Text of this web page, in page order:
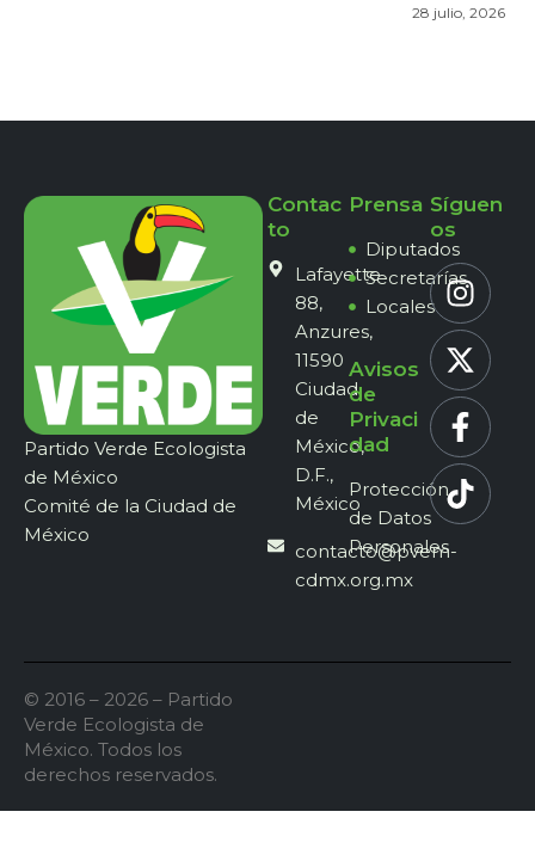
28 julio, 2026
Partido Verde Ecologista
de México
Comité de la Ciudad de
México
Contac
to
Lafayette
88,
Anzures,
11590
Ciudad
de
México,
D.F.,
México
contacto@pvem-
cdmx.org.mx
Prensa
Diputados
Secretarías
Locales
Avisos
de
Privaci
dad
Protección
de Datos
Personales
Síguen
os
© 2016 – 2026 – Partido
Verde Ecologista de
México. Todos los
derechos reservados.